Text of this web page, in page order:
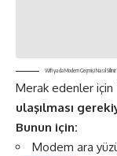
Wifi ya da Modem Geçmişi Nasıl
Merak edenler için
ulaşılması
Bunun için:
Modem ara